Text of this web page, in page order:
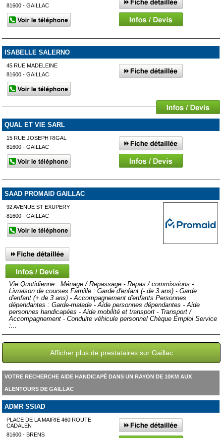
81600 - GAILLAC
ISABELLE SALERNO
45 RUE MADELEINE
81600 - GAILLAC
QUAL ET VIE SARL
15 RUE JOSEPH RIGAL
81600 - GAILLAC
SAAD PROMAID GAILLAC
92 AVENUE ST EXUPERY
81600 - GAILLAC
Vie Quotidienne : Ménage / Repassage - Repas / commissions -
Livraison de courses Famille : Garde d'enfant (- de 3 ans) - Garde
d'enfant (+ de 3 ans) - Accompagnement d'enfants Personnes
dépendantes : Garde-malade - Aide personnes dépendantes - Aide
personnes handicapées - Aide mobilité et transport - Transport /
Accompagnement - Conduite véhicule personnel Chèque Emploi Service
:...
Afficher plus de prestataires sur Gaillac
VOTRE RECHERCHE AIDE HANDICAPÉ DANS UN RAYON DE 10KM AUX
ALENTOURS DE GAILLAC
ADMR SSIAD
PLACE DE LA MAIRIE 460 ROUTE
CADALEN
81600 - BRENS